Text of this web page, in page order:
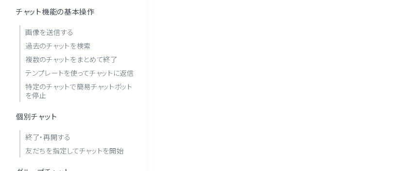
チャット機能の基本操作
画像を送信する
過去のチャットを検索
複数のチャットをまとめて終了
テンプレートを使ってチャットに返信
特定のチャットで簡易チャットボット
を停止
個別チャット
終了・再開する
友だちを指定してチャットを開始